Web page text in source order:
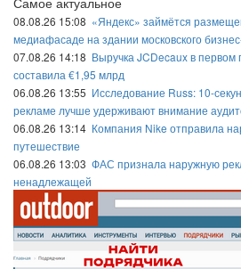
08.08.26 15:08 «Яндекс» займётся
медиафасаде на здании московского
07.08.26 14:18 Выручка JCDecaux в первом
составила €1,95 млрд
06.08.26 13:55 Исследование Russ: 10-
рекламе лучше удерживают внимание
06.08.26 13:14 Компания Nike отправила
путешествие
06.08.26 13:03 ФАС признала наружную
ненадлежащей